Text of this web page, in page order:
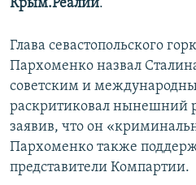
Крым.Реалии.
Глава севастопольского
Пархоменко назвал
советским и
раскритиковал нынешний
заявив, что он
Пархоменко также
представители Компартии.